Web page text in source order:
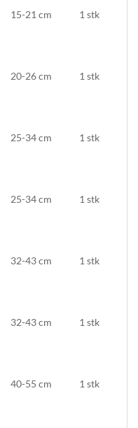
15-21 cm 1 stk
20-26 cm 1 stk
25-34 cm 1 stk
25-34 cm 1 stk
32-43 cm 1 stk
32-43 cm 1 stk
40-55 cm 1 stk